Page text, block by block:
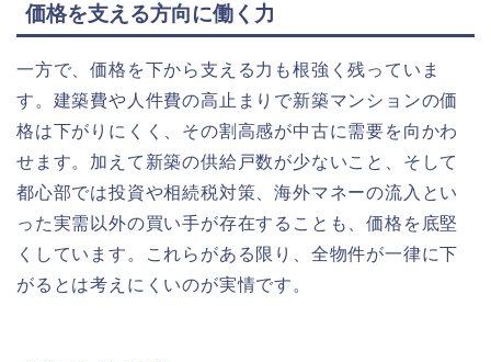
価格を支える方向に働く力
一方で、価格を下から支える力も根強く残っていま
す。建築費や人件費の高止まりで新築マンションの価
格は下がりにくく、その割高感が中古に需要を向かわ
せます。加えて新築の供給戸数が少ないこと、そして
都心部では投資や相続税対策、海外マネーの流入とい
った実需以外の買い手が存在することも、価格を底堅
くしています。これらがある限り、全物件が一律に下
がるとは考えにくいのが実情です。